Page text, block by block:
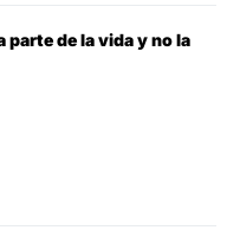
parte de la vida y no la